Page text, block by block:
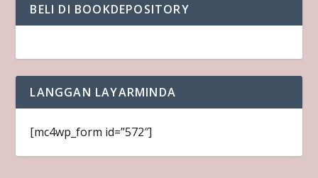
BELI DI BOOKDEPOSITORY
LANGGAN LAYARMINDA
[mc4wp_form id=”572″]